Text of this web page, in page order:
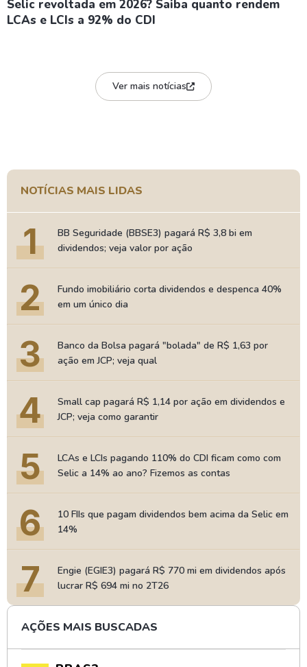
Selic revoltada em 2026? Saiba quanto rendem
LCAs e LCIs a 92% do CDI
Ver mais notícias
NOTÍCIAS MAIS LIDAS
1
BB Seguridade (BBSE3) pagará R$ 3,8 bi em
dividendos; veja valor por ação
2
Fundo imobiliário corta dividendos e despenca 40%
em um único dia
3
Banco da Bolsa pagará "bolada" de R$ 1,63 por
ação em JCP; veja qual
4
Small cap pagará R$ 1,14 por ação em dividendos e
JCP; veja como garantir
5
LCAs e LCIs pagando 110% do CDI ficam como com
Selic a 14% ao ano? Fizemos as contas
6
10 FIIs que pagam dividendos bem acima da Selic em
14%
7
Engie (EGIE3) pagará R$ 770 mi em dividendos após
lucrar R$ 694 mi no 2T26
AÇÕES MAIS BUSCADAS